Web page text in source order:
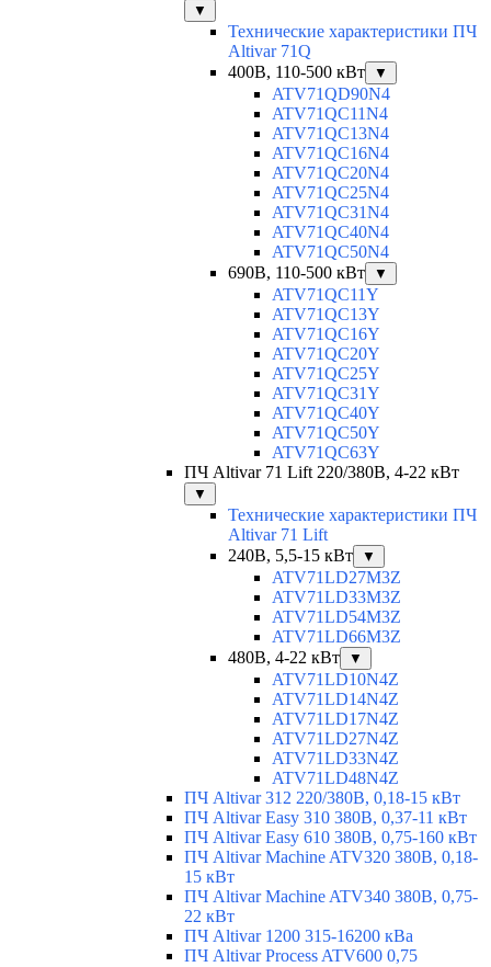
▼
Технические характеристики ПЧ
Altivar 71Q
400В, 110-500 кВт
▼
ATV71QD90N4
ATV71QC11N4
ATV71QC13N4
ATV71QC16N4
ATV71QC20N4
ATV71QC25N4
ATV71QC31N4
ATV71QC40N4
ATV71QC50N4
690В, 110-500 кВт
▼
ATV71QC11Y
ATV71QC13Y
ATV71QC16Y
ATV71QC20Y
ATV71QC25Y
ATV71QC31Y
ATV71QC40Y
ATV71QC50Y
ATV71QC63Y
ПЧ Altivar 71 Lift 220/380В, 4-22 кВт
▼
Технические характеристики ПЧ
Altivar 71 Lift
240В, 5,5-15 кВт
▼
ATV71LD27M3Z
ATV71LD33M3Z
ATV71LD54M3Z
ATV71LD66M3Z
480В, 4-22 кВт
▼
ATV71LD10N4Z
ATV71LD14N4Z
ATV71LD17N4Z
ATV71LD27N4Z
ATV71LD33N4Z
ATV71LD48N4Z
ПЧ Altivar 312 220/380В, 0,18-15 кВт
ПЧ Altivar Easy 310 380В, 0,37-11 кВт
ПЧ Altivar Easy 610 380В, 0,75-160 кВт
ПЧ Altivar Machine ATV320 380В, 0,18-
15 кВт
ПЧ Altivar Machine ATV340 380В, 0,75-
22 кВт
ПЧ Altivar 1200 315-16200 кВа
ПЧ Altivar Process ATV600 0,75